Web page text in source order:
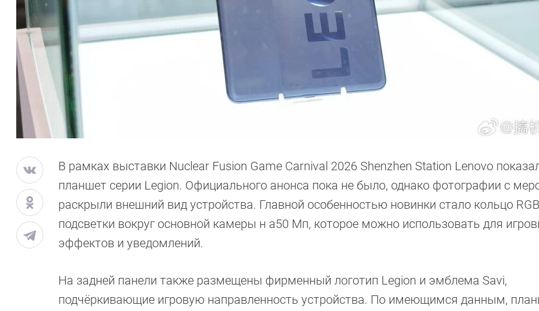
В рамках выставки Nuclear Fusion Game Carnival 2026 Shenzhen Station Lenovo
планшет серии Legion. Официального анонса пока не было, однако фотографии с
раскрыли внешний вид устройства. Главной особенностью новинки стало кольцо
подсветки вокруг основной камеры н а50 Мп, которое можно использовать для
эффектов и уведомлений.
На задней панели также размещены фирменный логотип Legion и эмблема Savi,
подчёркивающие игровую направленность устройства. По имеющимся данным,